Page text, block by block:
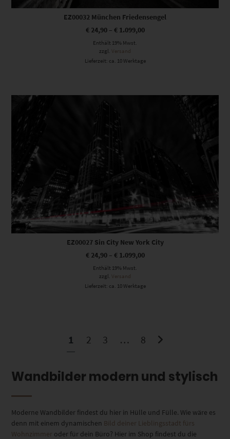
EZ00032 München Friedensengel
€24,90– €1.099,00
Enthält 19% Mwst.
zzgl. Versand
Lieferzeit: ca. 10 Werktage
Dieses Produkt weist mehrere Varianten auf. Die Optionen können auf der Produktseite gewählt werden
EZ00027 Sin City New York City
€24,90– €1.099,00
Enthält 19% Mwst.
zzgl.
Versand
Lieferzeit: ca. 10 Werktage
1 2 3 … 8
Wandbilder modern und stylisch
Moderne Wandbilder findest du hier in Hülle und Fülle. Wie wäre es
denn mit einem dynamischen Bild deiner Lieblingsstadt fürs
Wohnzimmer oder für dein Büro? Hier im Shop findest du die